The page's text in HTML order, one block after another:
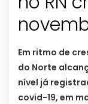
Em ritmo de
do Norte
nível já
covid-19, em